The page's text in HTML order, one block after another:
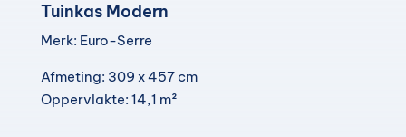
Tuinkas Modern
Merk: Euro-Serre
Afmeting: 309 x 457 cm
Oppervlakte: 14,1 m²